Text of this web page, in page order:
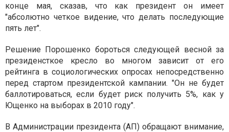
конце мая, сказав, что как президент он имеет
"абсолютно четкое видение, что делать последующие
пять лет".
Решение Порошенко бороться следующей весной за
президенсткое кресло во многом зависит от его
рейтинга в социологических опросах непосредственно
перед стартом президентской кампании. "Он не будет
баллотироваться, если будет риск получить 5%, как у
Ющенко на выборах в 2010 году".
В Администрации президента (АП) обращают внимание,